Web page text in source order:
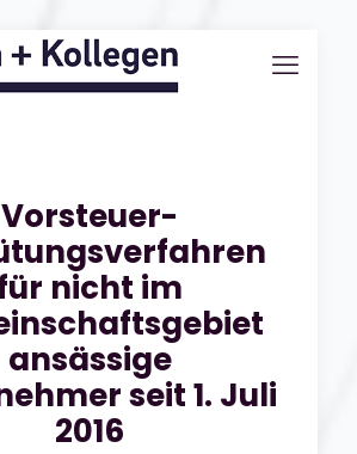
Vorsteuer-
nicht im
ansässige
seit 1. Juli
2016